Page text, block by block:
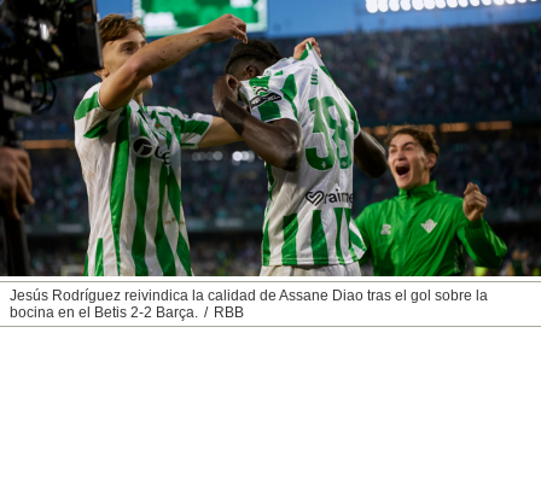
permite
seguir
contenido
coste.
a la
la
todas
ya sean
nuestros
nos
ACEPTAR
Y
CONTINUAR
CONFIGURAR
RECHAZAR
Jesús Rodríguez reivindica la calidad de Assane Diao tras el gol sobre la
bocina en el Betis 2-2 Barça.
RBB